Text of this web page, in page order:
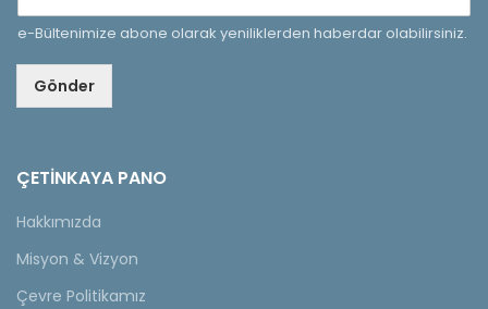
e-Bültenimize abone olarak yeniliklerden haberdar olabilirsiniz.
Gönder
ÇETINKAYA PANO
Hakkımızda
Misyon & Vizyon
Çevre Politikamız